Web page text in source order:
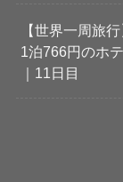
【世界一周旅
1泊766円のホ
｜11日目